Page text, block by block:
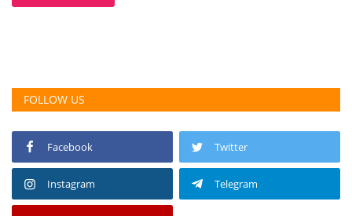
FOLLOW US
Facebook Twitter
Instagram Telegram